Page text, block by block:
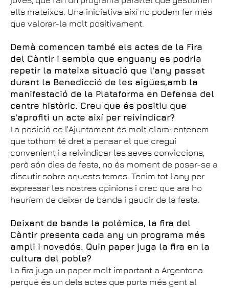
ells mateixos. Una iniciativa així no podem fer més
que valorar-la molt positivament.
Demà comencen també els actes de la Fira
del Càntir i sembla que enguany es podria
repetir la mateixa situació que l'any passat
durant la Benedicció de les aigües,amb la
manifestació de la Plataforma en Defensa del
centre històric. Creu que és positiu que
s'aprofiti un acte així per reivindicar?
La posició de l'Ajuntament és molt clara: entenem
que tothom té dret a pensar el que cregui
convenient i a reivindicar les seves conviccions,
però són dies de festa, no és moment de posar-se a
discutir sobre aquests temes. Tenim tot l'any per
expressar les nostres opinions i crec que ara ho
hauríem de deixar de banda i gaudir de la festa.
Deixant de banda la polèmica, la fira del
Càntir presenta cada any un programa més
ampli i novedós. Quin paper juga la fira en la
cultura del poble?
La fira juga un paper molt important a Argentona
perquè és un dels actes que porta més gent al